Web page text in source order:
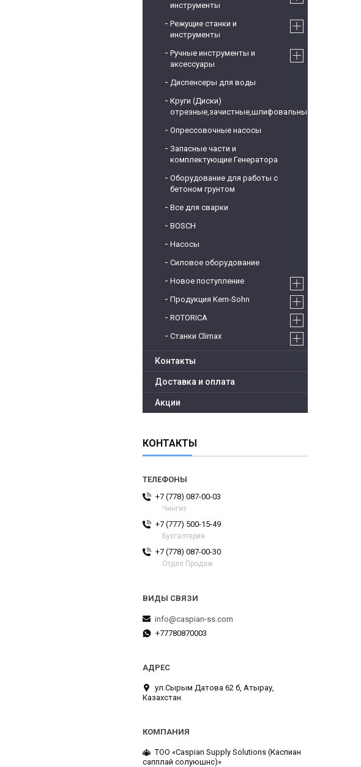
инструменты
Режущие станки и
инструменты
Ручные инструменты и
аксессуары
Диспенсеры для воды
Круги (Диски)
отрезные,зачистные,шлифовальные
Опрессовочные насосы
Запасные части и
комплектующие Генератора
Оборудование для работы с
бетоном грунтом
Все для сварки
BOSCH
Насосы
Силовое оборудование
Новое поступление
Продукция Kern-Sohn
ROTORICA
Станки Climax
Контакты
Доставка и оплата
Акции
КОНТАКТЫ
+7 (778) 087-00-03
Чингиз
+7 (777) 500-15-49
Бухгалтерия
+7 (778) 087-00-30
Отдел Продаж
info@caspian-ss.com
+77780870003
ул.Сырым Датова 62 б, Атырау,
Казахстан
ТОО «Caspian Supply Solutions (Каспиан
сапплай солуюшнс)»